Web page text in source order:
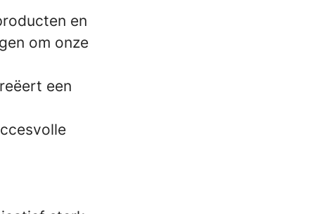
en
om onze
een